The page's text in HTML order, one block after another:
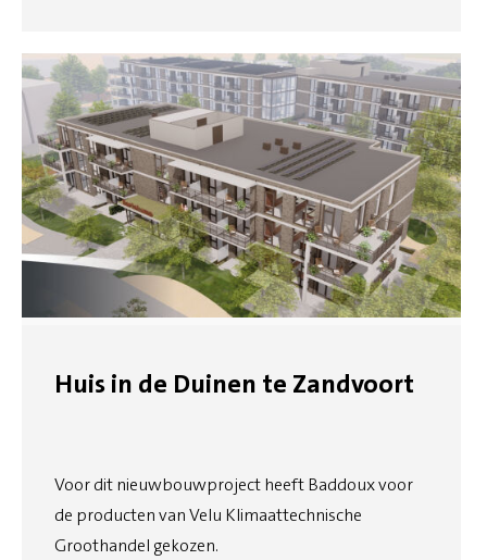
Huis in de Duinen te Zandvoort
Voor dit nieuwbouwproject heeft Baddoux voor
de producten van Velu Klimaattechnische
Groothandel gekozen.